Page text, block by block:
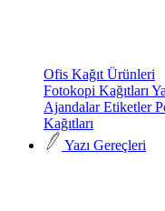
Ofis Kağıt Ürünleri
Fotokopi Kağıtları
AjandalarEtiketler
Kağıtları
Yazı Gereçleri